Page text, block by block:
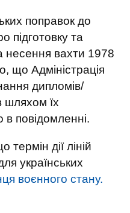
поправок до
підготовку та
несення вахти 1978
що Адміністрація
дипломів/
шляхом їх
в повідомленні.
дії ліній
українських
воєнного стану.